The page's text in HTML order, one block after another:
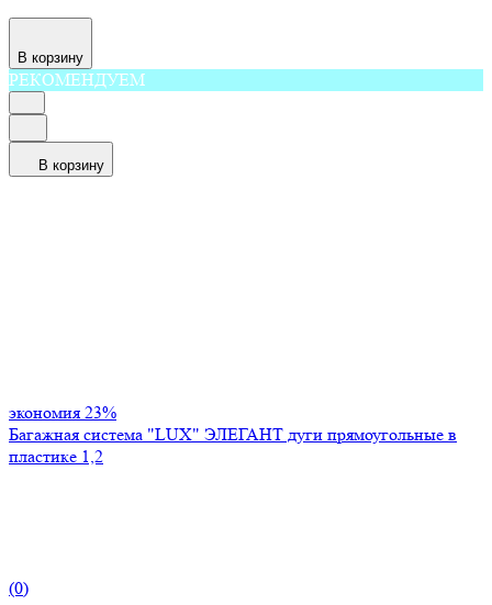
В корзину
РЕКОМЕНДУЕМ
В корзину
экономия 23%
Багажная система "LUX" ЭЛЕГАНТ дуги прямоугольные в
пластике 1,2
(0)